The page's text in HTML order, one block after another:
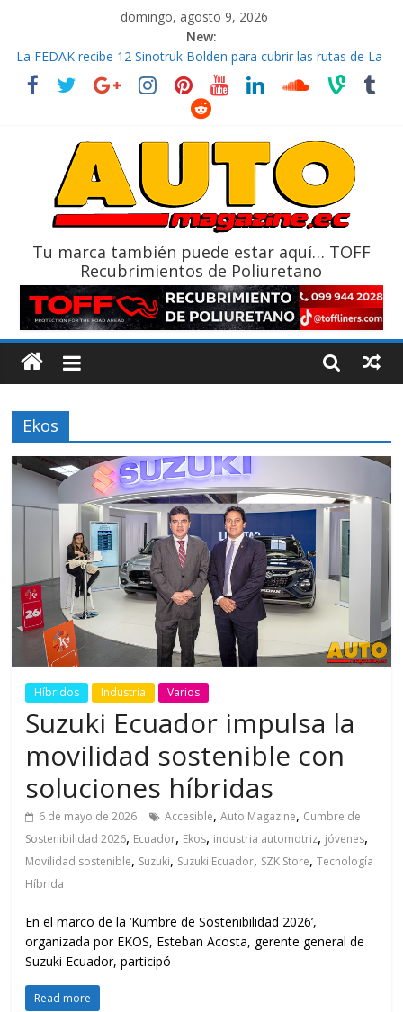
domingo, agosto 9, 2026
New:
La FEDAK recibe 12 Sinotruk Bolden para cubrir las rutas de La
Vuelta
El costo de tener un vehículo gana protagonismo a la hora de
¿Qué puede pasar con tu vehículo si permanece varios días sin
La Vuelta al Ecuador 2026, edición 47ª, recorre 7 provincias en 8
Tu marca también puede estar aquí… TOFF
Recubrimientos de Poliuretano
Ekos
Híbridos Industria Varios
Suzuki Ecuador impulsa la
movilidad sostenible con
soluciones híbridas
6 de mayo de 2026 Accesible,Auto Magazine, Cumbre de
Sostenibilidad 2026, Ecuador, Ekos, industria automotriz, jóvenes,
Movilidad sostenible, Suzuki, Suzuki Ecuador, SZK Store,Tecnología
Híbrida
En el marco de la ‘Kumbre de Sostenibilidad 2026’,
organizada por EKOS, Esteban Acosta, gerente general de
Suzuki Ecuador, participó
Read more